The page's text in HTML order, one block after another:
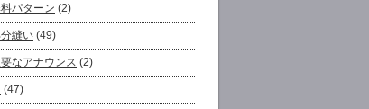
パターン (2)
縫い (49)
なアナウンス (2)
(47)